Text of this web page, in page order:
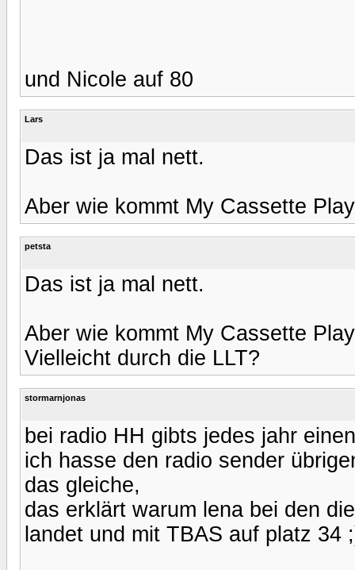
und Nicole auf 80
Lars
Das ist ja mal nett.
Aber wie kommt My Cassette
petsta
Das ist ja mal nett.
Aber wie kommt My Cassette
Vielleicht durch die LLT?
stormarnjonas
bei radio HH gibts jedes jahr
ich hasse den radio sender
das gleiche,
das erklärt warum lena bei den
landet und mit TBAS auf platz 34